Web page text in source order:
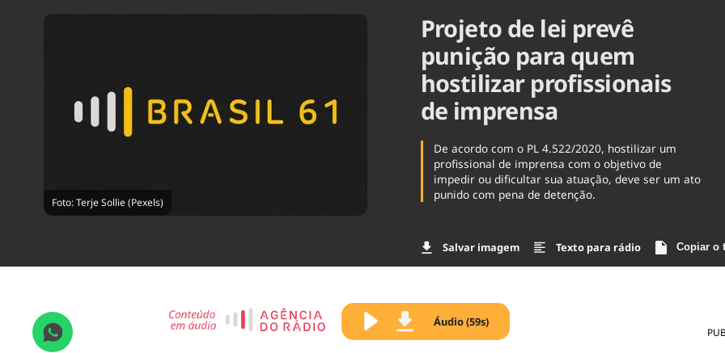
Foto: Terje Sollie (Pexels)
Projeto de lei prevê
punição para quem
hostilizar profissionais
de imprensa
De acordo com o PL 4.522/2020, hostilizar um
profissional de imprensa com o objetivo de
impedir ou dificultar sua atuação, deve ser um ato
punido com pena de detenção.
Salvar imagem Texto para rádio Copiar o
Áudio (59s)